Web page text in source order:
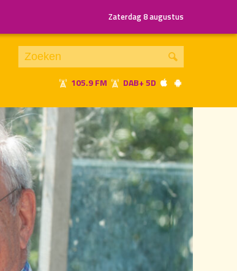
Zaterdag 8 augustus
105.9 FM DAB+ 5D
20.00
Je luistert nu naar
uur 1 van 1
«Vorig uur Volgend uur »